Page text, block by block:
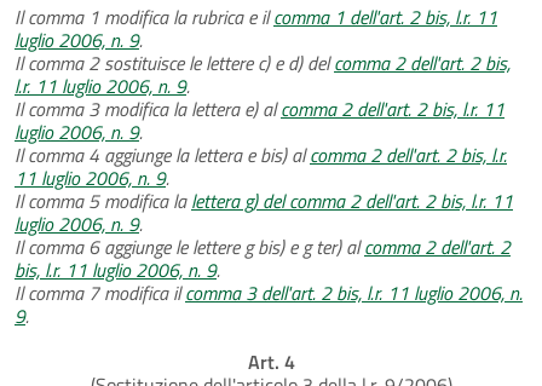
Il comma 1 modifica la rubrica e ilcomma 1 dell'art. 2 bis, l.r. 11
luglio 2006, n. 9.
Il comma 2 sostituisce le lettere c) e d) delcomma 2 dell'art. 2 bis,
l.r. 11 luglio 2006, n. 9.
Il comma 3 modifica la lettera e) alcomma 2 dell'art. 2 bis, l.r. 11
luglio 2006, n. 9.
Il comma 4 aggiunge la lettera e bis) alcomma 2 dell'art. 2 bis, l.r.
11 luglio 2006, n. 9.
Il comma 5 modifica lalettera g) del comma 2 dell'art. 2 bis, l.r. 11
luglio 2006, n. 9.
Il comma 6 aggiunge le lettere g bis) e g ter) alcomma 2 dell'art. 2
bis, l.r. 11 luglio 2006, n. 9.
Il comma 7 modifica ilcomma 3 dell'art. 2 bis, l.r. 11 luglio 2006, n.
9.
Art. 4